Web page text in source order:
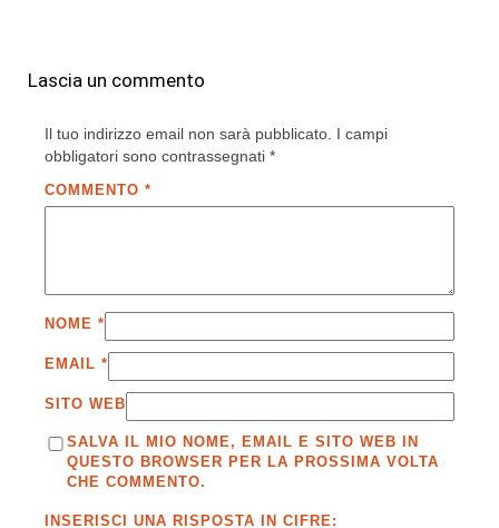
Lascia un commento
Il tuo indirizzo email non sarà pubblicato. I campi
obbligatori sono contrassegnati *
COMMENTO *
NOME *
EMAIL *
SITO WEB
SALVA IL MIO NOME, EMAIL E SITO WEB IN
QUESTO BROWSER PER LA PROSSIMA VOLTA
CHE COMMENTO.
INSERISCI UNA RISPOSTA IN CIFRE: